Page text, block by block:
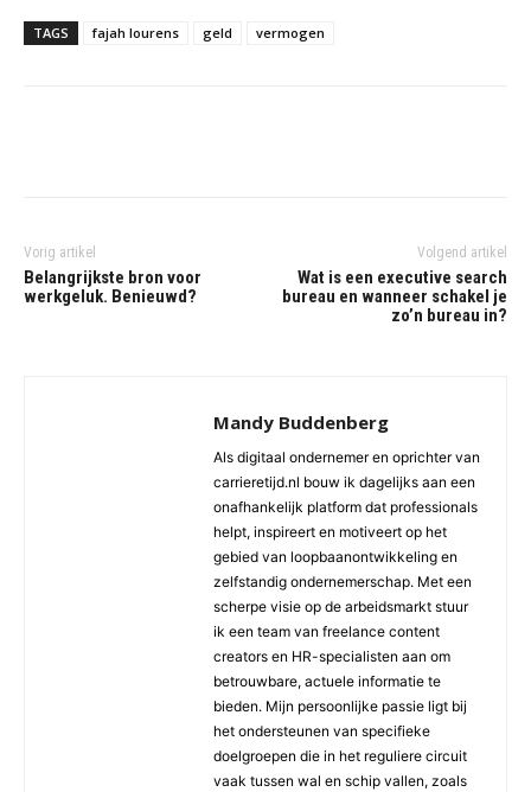
TAGS fajah lourens geld vermogen
Vorig artikel
Belangrijkste bron voor
werkgeluk. Benieuwd?
Volgend artikel
Wat is een executive search
bureau en wanneer schakel je
zo’n bureau in?
Mandy Buddenberg
Als digitaal ondernemer en oprichter van
carrieretijd.nl bouw ik dagelijks aan een
onafhankelijk platform dat professionals
helpt, inspireert en motiveert op het
gebied van loopbaanontwikkeling en
zelfstandig ondernemerschap. Met een
scherpe visie op de arbeidsmarkt stuur
ik een team van freelance content
creators en HR-specialisten aan om
betrouwbare, actuele informatie te
bieden. Mijn persoonlijke passie ligt bij
het ondersteunen van specifieke
doelgroepen die in het reguliere circuit
vaak tussen wal en schip vallen, zoals